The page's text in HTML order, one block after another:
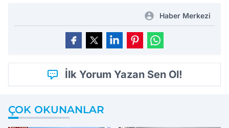
Haber Merkezi
İlk Yorum Yazan Sen Ol!
ÇOK OKUNANLAR